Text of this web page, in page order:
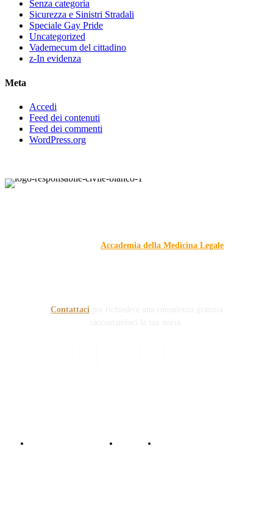
Senza categoria
Sicurezza e Sinistri Stradali
Speciale Gay Pride
Uncategorized
Vademecum del cittadino
z-In evidenza
Meta
Accedi
Feed dei contenuti
Feed dei commenti
WordPress.org
Accademia della Medicina Legale
Contattaci